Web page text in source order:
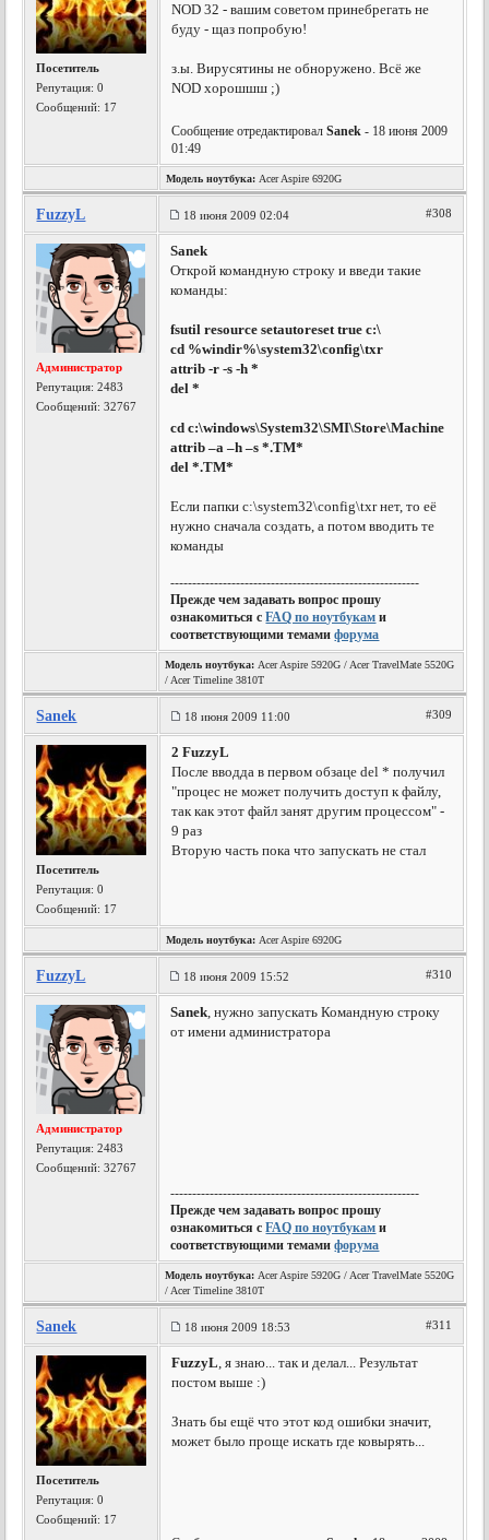
Посетитель
Репутация:0
Сообщений: 17
NOD 32 - вашим советом принебрегать не
буду - щаз попробую!
з.ы. Вирусятины не обноружено. Всё же
NOD хорошшш ;)
Сообщение отредактировалSanek - 18 июня 2009
01:49
Модель ноутбука: Acer Aspire 6920G
FuzzyL 18 июня 2009 02:04 #308
Администратор
Репутация:2483
Сообщений: 32767
Sanek
Открой командную строку и введи такие
команды:
fsutil resource setautoreset true c:\
cd %windir%\system32\config\txr
attrib -r -s -h *
del *
сd c:\windows\System32\SMI\Store\Machine
attrib –a –h –s *.TM*
del *.TM*
Если папки с:\system32\config\txr нет, то её
нужно сначала создать, а потом вводить те
команды
---------------------------------------------------------
Прежде чем задавать вопрос прошу
ознакомиться сFAQ по ноутбукам и
соответствующими темамифорума
Модель ноутбука: Acer Aspire 5920G / Acer TravelMate 5520G
/ Acer Timeline 3810T
Sanek 18 июня 2009 11:00 #309
Посетитель
Репутация:0
Сообщений: 17
2 FuzzyL
После вводда в первом обзаце del * получил
"процес не может получить доступ к файлу,
так как этот файл занят другим процессом" -
9 раз
Вторую часть пока что запускать не стал
Модель ноутбука: Acer Aspire 6920G
FuzzyL 18 июня 2009 15:52 #310
Администратор
Репутация:2483
Сообщений: 32767
Sanek, нужно запускать Командную строку
от имени администратора
---------------------------------------------------------
Прежде чем задавать вопрос прошу
ознакомиться сFAQ по ноутбукам и
соответствующими темамифорума
Модель ноутбука: Acer Aspire 5920G / Acer TravelMate 5520G
/ Acer Timeline 3810T
Sanek 18 июня 2009 18:53 #311
Посетитель
Репутация:0
Сообщений: 17
FuzzyL, я знаю... так и делал... Результат
постом выше :)
Знать бы ещё что этот код ошибки значит,
может было проще искать где ковырять...